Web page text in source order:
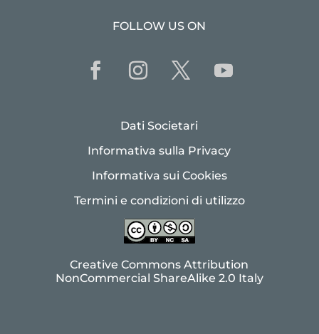
FOLLOW US ON
Dati Societari
Informativa sulla Privacy
Informativa sui Cookies
Termini e condizioni di utilizzo
Creative Commons Attribution
NonCommercial ShareAlike 2.0 Italy